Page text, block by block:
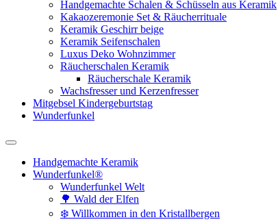
Handgemachte Schalen & Schüsseln aus Keramik
Kakaozeremonie Set & Räucherrituale
Keramik Geschirr beige
Keramik Seifenschalen
Luxus Deko Wohnzimmer
Räucherschalen Keramik
Räucherschale Keramik
Wachsfresser und Kerzenfresser
Mitgebsel Kindergeburtstag
Wunderfunkel
Handgemachte Keramik
Wunderfunkel®
Wunderfunkel Welt
🌳 Wald der Elfen
❄️ Willkommen in den Kristallbergen